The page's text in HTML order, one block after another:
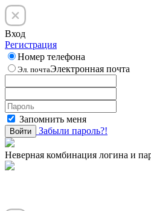
Вход
Регистрация
Номер телефона
Эл. почтаЭлектронная почта
Запомнить меня
Войти Забыли пароль?!
Неверная комбинация логина и